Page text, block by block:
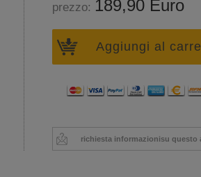
prezzo: 189,90 Euro
Aggiungi al
richiesta informazionisu questo